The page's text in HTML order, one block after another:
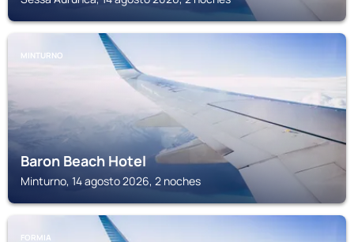
MINTURNO
Baron Beach Hotel
Minturno, 14 agosto 2026, 2 noches
FORMIA